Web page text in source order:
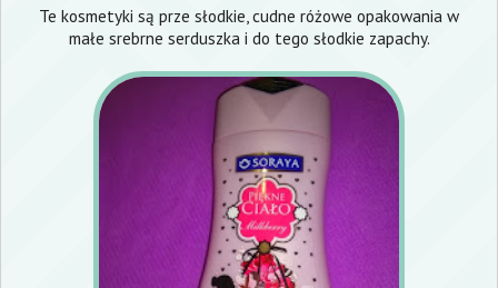
Te kosmetyki są prze słodkie, cudne różowe opakowania w
małe srebrne serduszka i do tego słodkie zapachy.